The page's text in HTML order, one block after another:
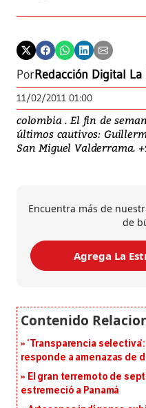
PorRedacción Digital
11/02/2011 01:00
colombia . El fin de
últimos cautivos:
San Miguel Valderrama.
Encuentra más de
de
Agrega La
‘Transparencia
responde a amenazas de
El gran terremoto de
estremeció a Panamá